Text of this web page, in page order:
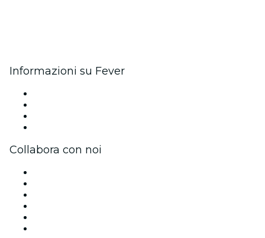
Informazioni su Fever
Collabora con noi